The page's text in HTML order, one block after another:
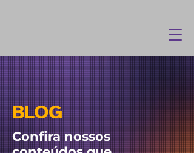
BLOG
Confira nossos